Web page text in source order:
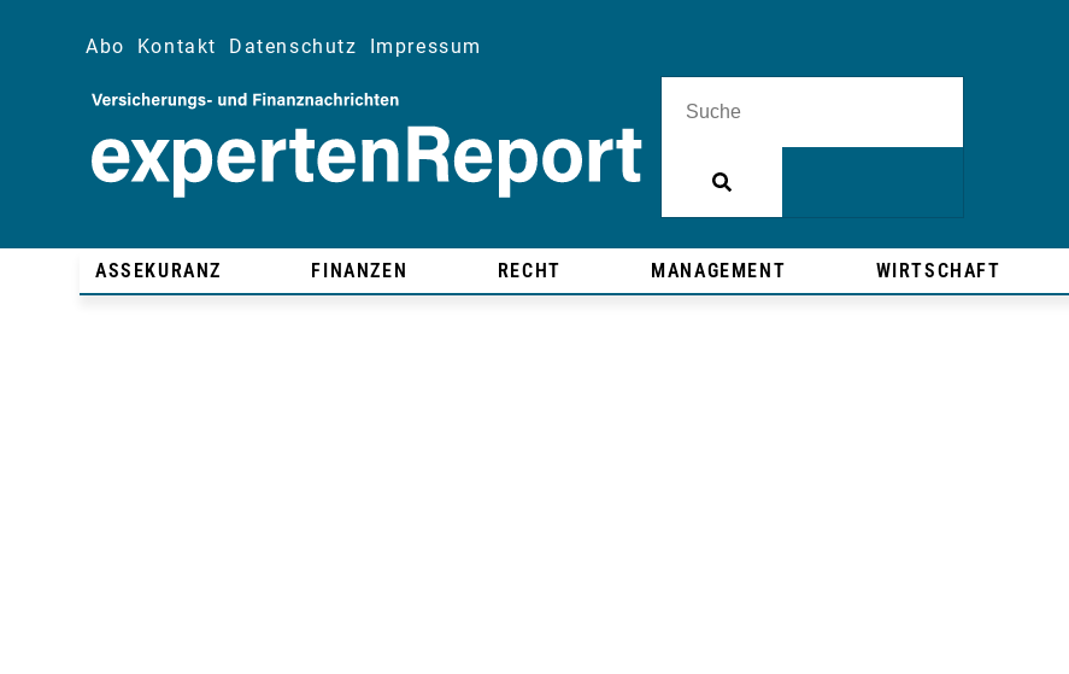
Abo Kontakt Datenschutz Impressum
ASSEKURANZ FINANZEN RECHT MANAGEMENT WIRTSCHAFT